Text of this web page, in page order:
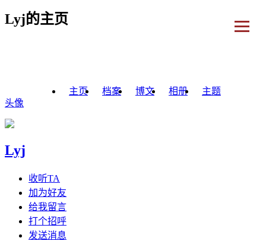
Lyj的主页
主页 档案 博文 相册
主题
头像
Lyj
收听TA
加为好友
给我留言
打个招呼
发送消息